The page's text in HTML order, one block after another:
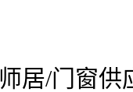
/门窗供